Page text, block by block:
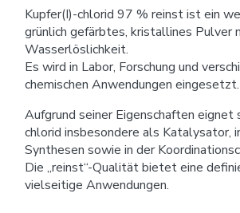
Kupfer(I)-chlorid 97 % reinst ist ein
grünlich gefärbtes, kristallines Pulver
Wasserlöslichkeit.
Es wird in Labor, Forschung und
chemischen Anwendungen eingesetzt.
Aufgrund seiner Eigenschaften eignet
chlorid insbesondere als Katalysator,
Synthesen sowie in der
Die „reinst“-Qualität bietet eine
vielseitige Anwendungen.